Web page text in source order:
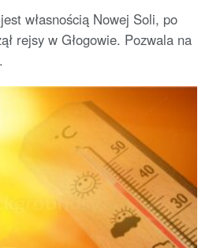
własnością Nowej Soli, po
rejsy w Głogowie. Pozwala na